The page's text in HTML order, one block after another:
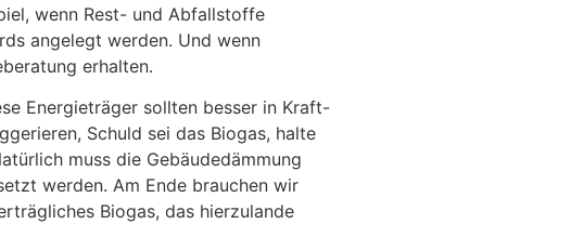
wenn Rest- und Abfallstoffe
angelegt werden. Und wenn
erhalten.
Energieträger sollten besser in Kraft-
Schuld sei das Biogas, halte
muss die Gebäudedämmung
werden. Am Ende brauchen wir
Biogas, das hierzulande